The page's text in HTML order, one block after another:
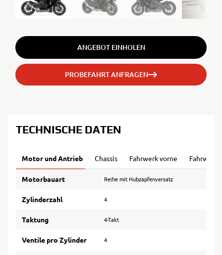
ANGEBOT EINHOLEN
PROBEFAHRT ANFRAGEN
TECHNISCHE DATEN
Motor und Antrieb Chassis Fahrwerk vorne Fahrwerk
Motorbauart Reihe mit Hubzapfenversatz
Zylinderzahl 4
Taktung 4-Takt
Ventile pro Zylinder 4